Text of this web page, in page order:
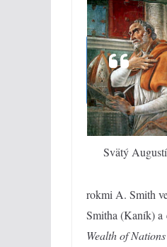
Svätý
rokmi A. Smith
Smitha (Kaník)
Wealth of Nations